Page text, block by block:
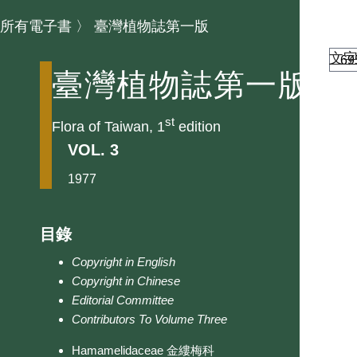
所有電子書 〉 臺灣植物誌第一版
臺灣植物誌第一版
Flora of Taiwan, 1st edition
VOL. 3
1977
目錄
Copyright in English
Copyright in Chinese
Editorial Committee
Contributors To Volume Three
Hamamelidaceae 金縷梅科
文